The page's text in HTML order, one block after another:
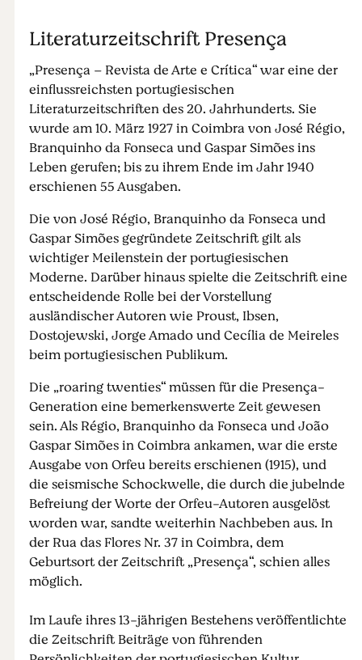
Literaturzeitschrift Presença
„Presença – Revista de Arte e Crítica“ war eine der
einflussreichsten portugiesischen
Literaturzeitschriften des 20. Jahrhunderts. Sie
wurde am 10. März 1927 in Coimbra von José Régio,
Branquinho da Fonseca und Gaspar Simões ins
Leben gerufen; bis zu ihrem Ende im Jahr 1940
erschienen 55 Ausgaben.
Die von José Régio, Branquinho da Fonseca und
Gaspar Simões gegründete Zeitschrift gilt als
wichtiger Meilenstein der portugiesischen
Moderne. Darüber hinaus spielte die Zeitschrift eine
entscheidende Rolle bei der Vorstellung
ausländischer Autoren wie Proust, Ibsen,
Dostojewski, Jorge Amado und Cecília de Meireles
beim portugiesischen Publikum.
Die „roaring twenties“ müssen für die Presença-
Generation eine bemerkenswerte Zeit gewesen
sein. Als Régio, Branquinho da Fonseca und João
Gaspar Simões in Coimbra ankamen, war die erste
Ausgabe von Orfeu bereits erschienen (1915), und
die seismische Schockwelle, die durch die jubelnde
Befreiung der Worte der Orfeu-Autoren ausgelöst
worden war, sandte weiterhin Nachbeben aus. In
der Rua das Flores Nr. 37 in Coimbra, dem
Geburtsort der Zeitschrift „Presença“, schien alles
möglich.
Im Laufe ihres 13-jährigen Bestehens veröffentlichte
die Zeitschrift Beiträge von führenden